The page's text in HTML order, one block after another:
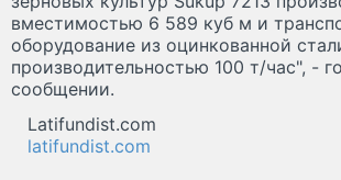
вместимостью 6 589 куб м и
оборудование из оцинкованной
производительностью 100 т/час", -
сообщении.
Latifundist.com
latifundist.com